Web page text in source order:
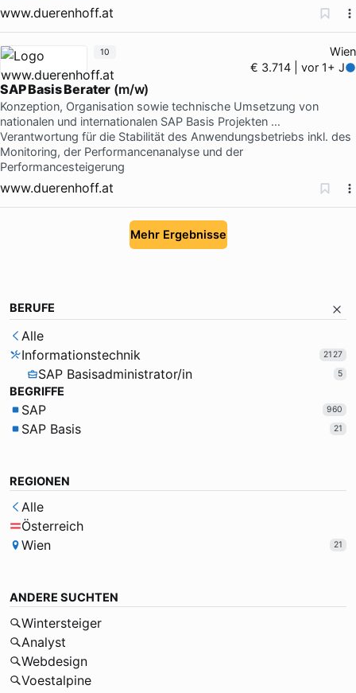
www.duerenhoff.at
Wien
€ 3.714 | vor 1+ J
SAP Basis Berater (m/w)
Konzeption, Organisation sowie technische Umsetzung von
nationalen und internationalen SAP Basis Projekten …
Verantwortung für die Stabilität des Anwendungsbetriebs inkl. des
Monitoring, der Performancenanalyse und der
Performancesteigerung
www.duerenhoff.at
10
Mehr Ergebnisse
BERUFE
Alle
Informationstechnik
2127
SAP Basisadministrator/in 5
BEGRIFFE
SAP 960
SAP Basis 21
REGIONEN
Alle
Österreich
Wien
21
ANDERE SUCHTEN
Wintersteiger
Analyst
Webdesign
Voestalpine